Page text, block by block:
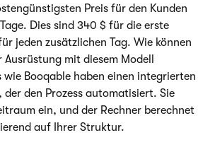
Preis für den Kunden
Dies sind 340 $ für die erste
jeden zusätzlichen Tag. Wie können
mit diesem Modell
wie Booqable haben einen integrierten
der den Prozess automatisiert. Sie
ein, und der Rechner berechnet
auf Ihrer Struktur.